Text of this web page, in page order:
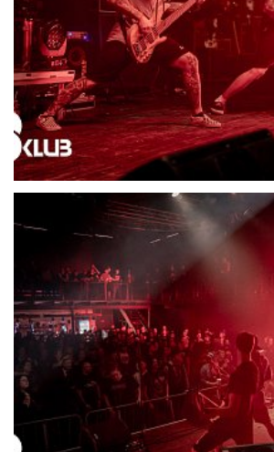
21705-DSC06585
21706-DSC06593